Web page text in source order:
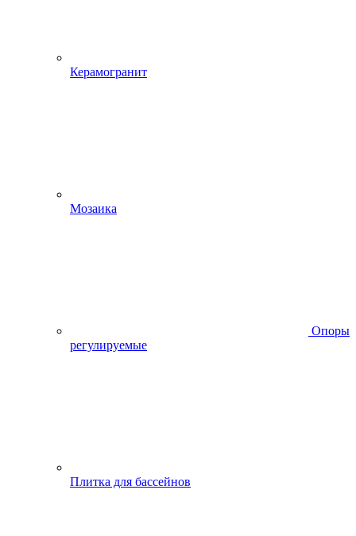
Керамогранит
Мозаика
Опоры
регулируемые
Плитка для бассейнов